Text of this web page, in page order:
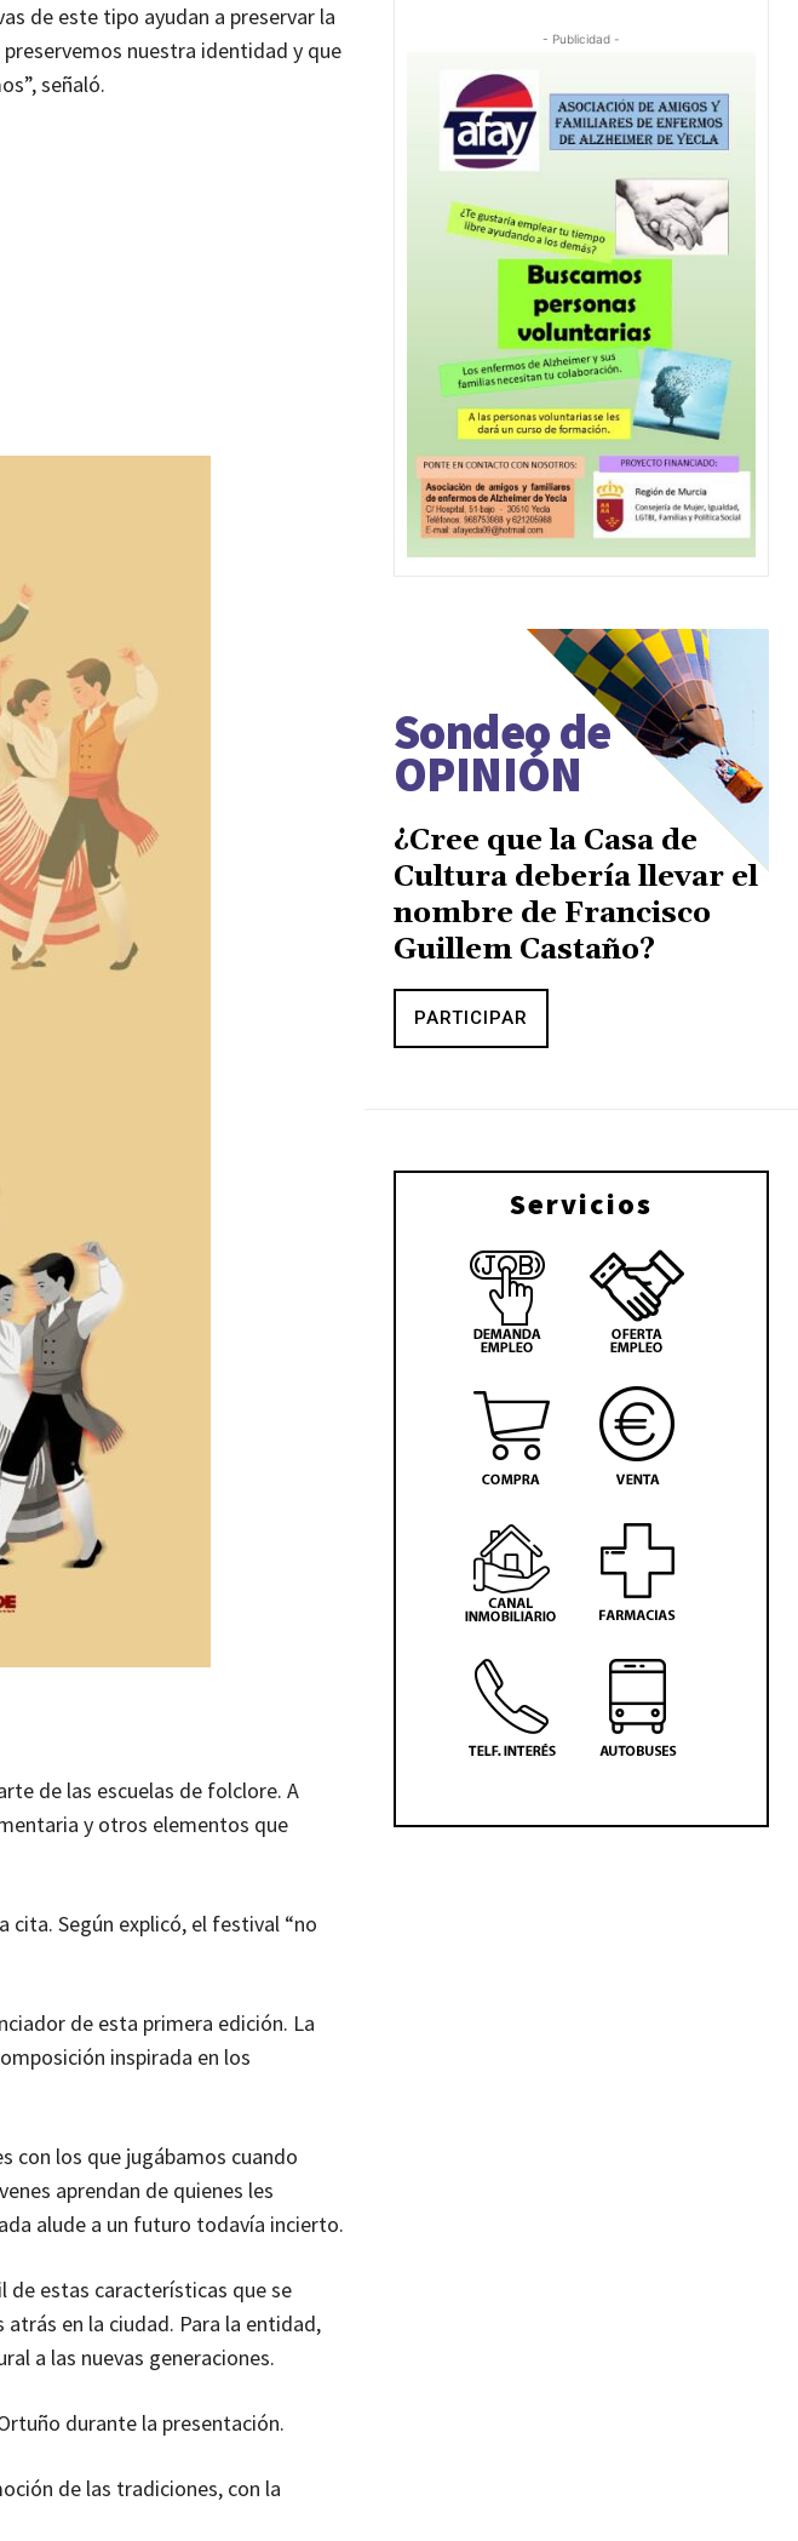
de este tipo ayudan a preservar la
nuestra identidad y que
señaló.
de las escuelas de folclore. A
y otros elementos que
cita. Según explicó, el festival “no
de esta primera edición. La
inspirada en los
con los que jugábamos cuando
aprendan de quienes les
alude a un futuro todavía incierto.
de estas características que se
atrás en la ciudad. Para la entidad,
a las nuevas generaciones.
durante la presentación.
de las tradiciones, con la
- Publicidad -
Sondeo de
OPINIÓN
¿Cree que la Casa de
Cultura debería llevar el
nombre de Francisco
Guillem Castaño?
PARTICIPAR
Servicios